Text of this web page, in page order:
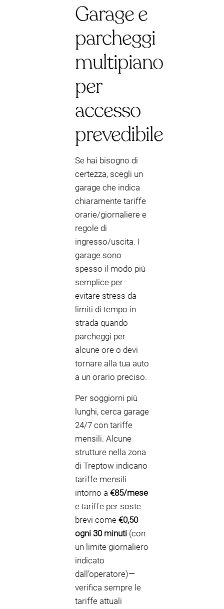
Garage e
parcheggi
multipiano
per
accesso
prevedibile
Se hai bisogno di
certezza, scegli un
garage che indica
chiaramente tariffe
orarie/giornaliere e
regole di
ingresso/uscita. I
garage sono
spesso il modo più
semplice per
evitare stress da
limiti di tempo in
strada quando
parcheggi per
alcune ore o devi
tornare alla tua auto
a un orario preciso.
Per soggiorni più
lunghi, cerca garage
24/7 con tariffe
mensili. Alcune
strutture nella zona
di Treptow indicano
tariffe mensili
intorno a €85/mese
e tariffe per soste
brevi come €0,50
ogni 30 minuti (con
un limite giornaliero
indicato
dall’operatore)—
verifica sempre le
tariffe attuali